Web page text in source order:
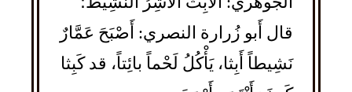
قال أَبو زُرارة النصري: أَصْبَحَ عَمَّارٌ
نَشِيطاً أَبِثا، يَأْكُلُ لَحْماً بائِتاً، قد كَبِثا